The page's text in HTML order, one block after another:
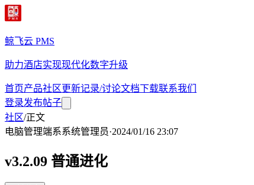
鲸飞云 PMS
助力酒店实现现代化数字升级
首页产品社区更新记录/讨论文档下载联系我们
登录发布帖子
社区/正文
电脑管理端系系统管理员·2024/01/16 23:07
v3.2.09 普通进化